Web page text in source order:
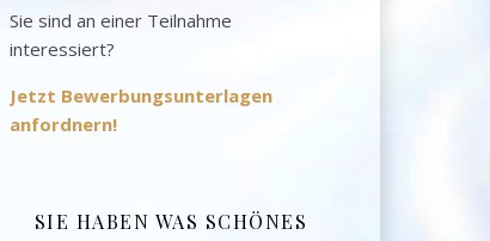
Sie sind an einer Teilnahme
interessiert?
Jetzt Bewerbungsunterlagen
anfordnern!
SIE HABEN WAS SCHÖNES